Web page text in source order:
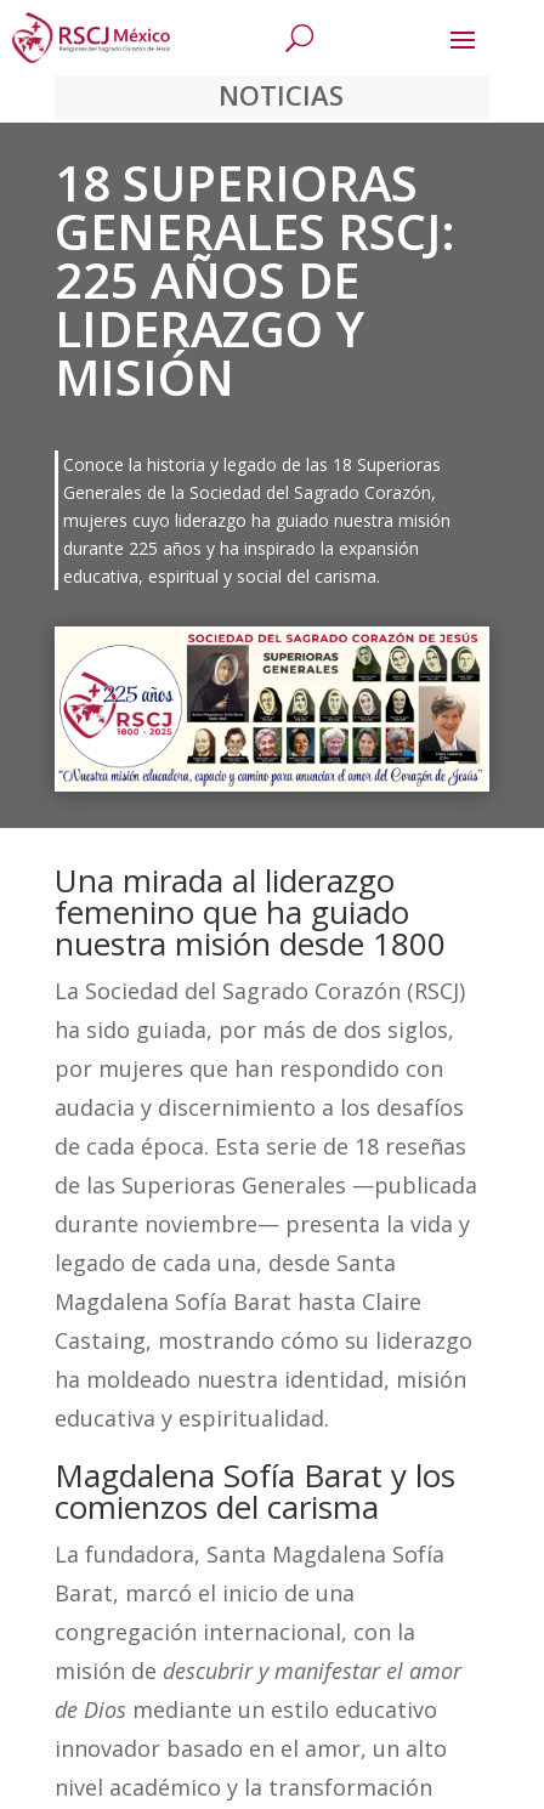
NOTICIAS
18 SUPERIORAS
GENERALES RSCJ:
225 AÑOS DE
LIDERAZGO Y
MISIÓN
Conoce la historia y legado de las 18 Superioras
Generales de la Sociedad del Sagrado Corazón,
mujeres cuyo liderazgo ha guiado nuestra misión
durante 225 años y ha inspirado la expansión
educativa, espiritual y social del carisma.
Una mirada al liderazgo
femenino que ha guiado
nuestra misión desde 1800
La Sociedad del Sagrado Corazón (RSCJ)
ha sido guiada, por más de dos siglos,
por mujeres que han respondido con
audacia y discernimiento a los desafíos
de cada época. Esta serie de 18 reseñas
de las Superioras Generales —publicada
durante noviembre— presenta la vida y
legado de cada una, desde Santa
Magdalena Sofía Barat hasta Claire
Castaing, mostrando cómo su liderazgo
ha moldeado nuestra identidad, misión
educativa y espiritualidad.
Magdalena Sofía Barat y los
comienzos del carisma
La fundadora, Santa Magdalena Sofía
Barat, marcó el inicio de una
congregación internacional, con la
misión de descubrir y manifestar el amor
de Dios mediante un estilo educativo
innovador basado en el amor, un alto
nivel académico y la transformación